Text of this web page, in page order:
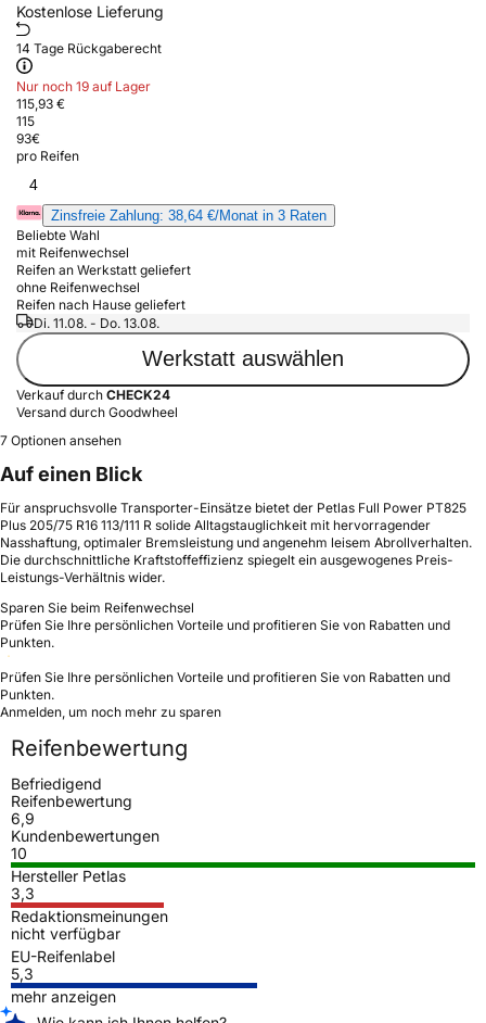
Kostenlose Lieferung
14 Tage Rückgaberecht
Nur noch 19 auf Lager
115,93 €
115
93€
pro Reifen
4
Zinsfreie Zahlung: 38,64 €/Monat in 3 Raten
Beliebte Wahl
mit Reifenwechsel
Reifen an Werkstatt geliefert
ohne Reifenwechsel
Reifen nach Hause geliefert
Di. 11.08. - Do. 13.08.
Werkstatt auswählen
Verkauf durch CHECK24
Versand durch Goodwheel
7 Optionen ansehen
Auf einen Blick
Für anspruchsvolle Transporter-Einsätze bietet der Petlas Full Power PT825
Plus 205/75 R16 113/111 R solide Alltagstauglichkeit mit hervorragender
Nasshaftung, optimaler Bremsleistung und angenehm leisem Abrollverhalten.
Die durchschnittliche Kraftstoffeffizienz spiegelt ein ausgewogenes Preis-
Leistungs-Verhältnis wider.
Sparen Sie beim Reifenwechsel
Prüfen Sie Ihre persönlichen Vorteile und profitieren Sie von Rabatten und
Punkten.
Prüfen Sie Ihre persönlichen Vorteile und profitieren Sie von Rabatten und
Punkten.
Anmelden, um noch mehr zu sparen
Reifenbewertung
Befriedigend
Reifenbewertung
6,9
Kundenbewertungen
10
Hersteller Petlas
3,3
Redaktionsmeinungen
nicht verfügbar
EU-Reifenlabel
5,3
mehr anzeigen